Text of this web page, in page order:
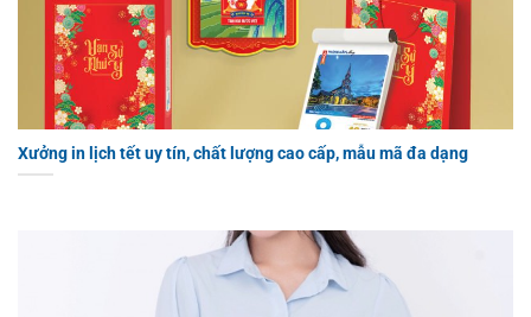
Xưởng in lịch tết uy tín, chất lượng cao cấp, mẫu mã đa dạng